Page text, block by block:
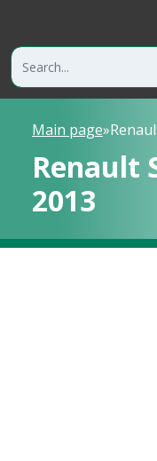
Main page»
Renault
2013